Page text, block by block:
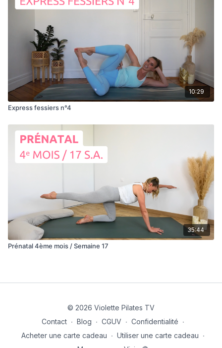
10:29
Express fessiers n°4
35:44
Prénatal 4ème mois / Semaine 17
© 2026 Violette Pilates TV
Contact ∙ Blog ∙ CGUV ∙ Confidentialité ∙
Acheter une carte cadeau ∙ Utiliser une carte cadeau ∙